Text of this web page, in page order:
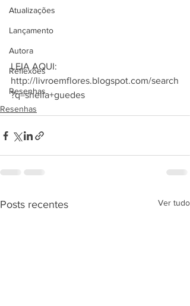
Atualizações
Lançamento
Autora
Reflexões
Resenhas
LEIA AQUI:
http://livroemflores.blogspot.com/search
?q=sheila+guedes
Resenhas
Posts recentes Ver tudo